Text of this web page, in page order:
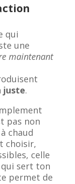
qui
une
maintenant
juste.
pas non
chaud
choisir,
celle
qui sert ton
permet de